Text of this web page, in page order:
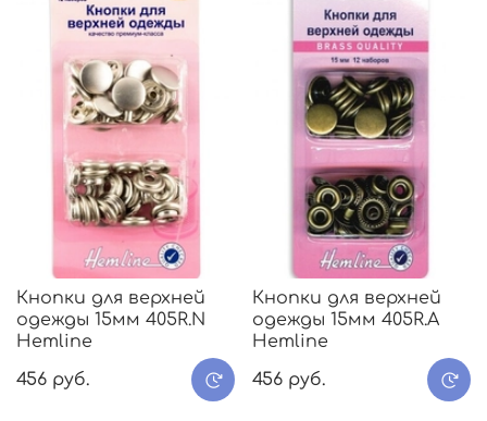
Кнопки для верхней
одежды 15мм 405R.N
Hemline
456 руб.
Кнопки для верхней
одежды 15мм 405R.А
Hemline
456 руб.